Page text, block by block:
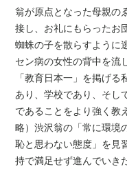
翁が原点となった母親の
接し、お礼にもらったお
蜘蛛の子を散らすように
セン病の女性の背中を流
「教育日本一」を掲げ
あり、学校であり、そし
であることをより強く教
略）渋沢翁の「常に環境
恥と思わない態度」を見
持で満足せず進んでいき